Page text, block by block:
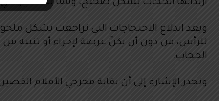
ارتدائها الحجاب بشكل صحيح، وفقًا للمعايير
وبعد اندلاع الاحتجاجات التي تراجعت بشكل
للرأس، من دون أن يكنّ عرضة لإجراء أو تنبيه من
الحجاب.
وتجدر الإشارة إلى أن نقابة مخرجي الأفلام القصيرة الإيرانيين